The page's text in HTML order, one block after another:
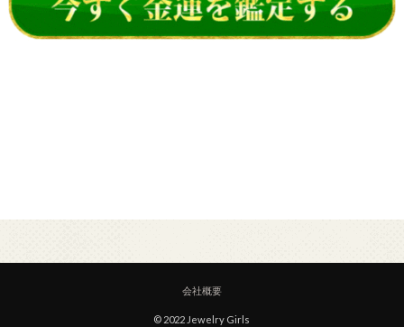
会社概要
© 2022 Jewelry Girls